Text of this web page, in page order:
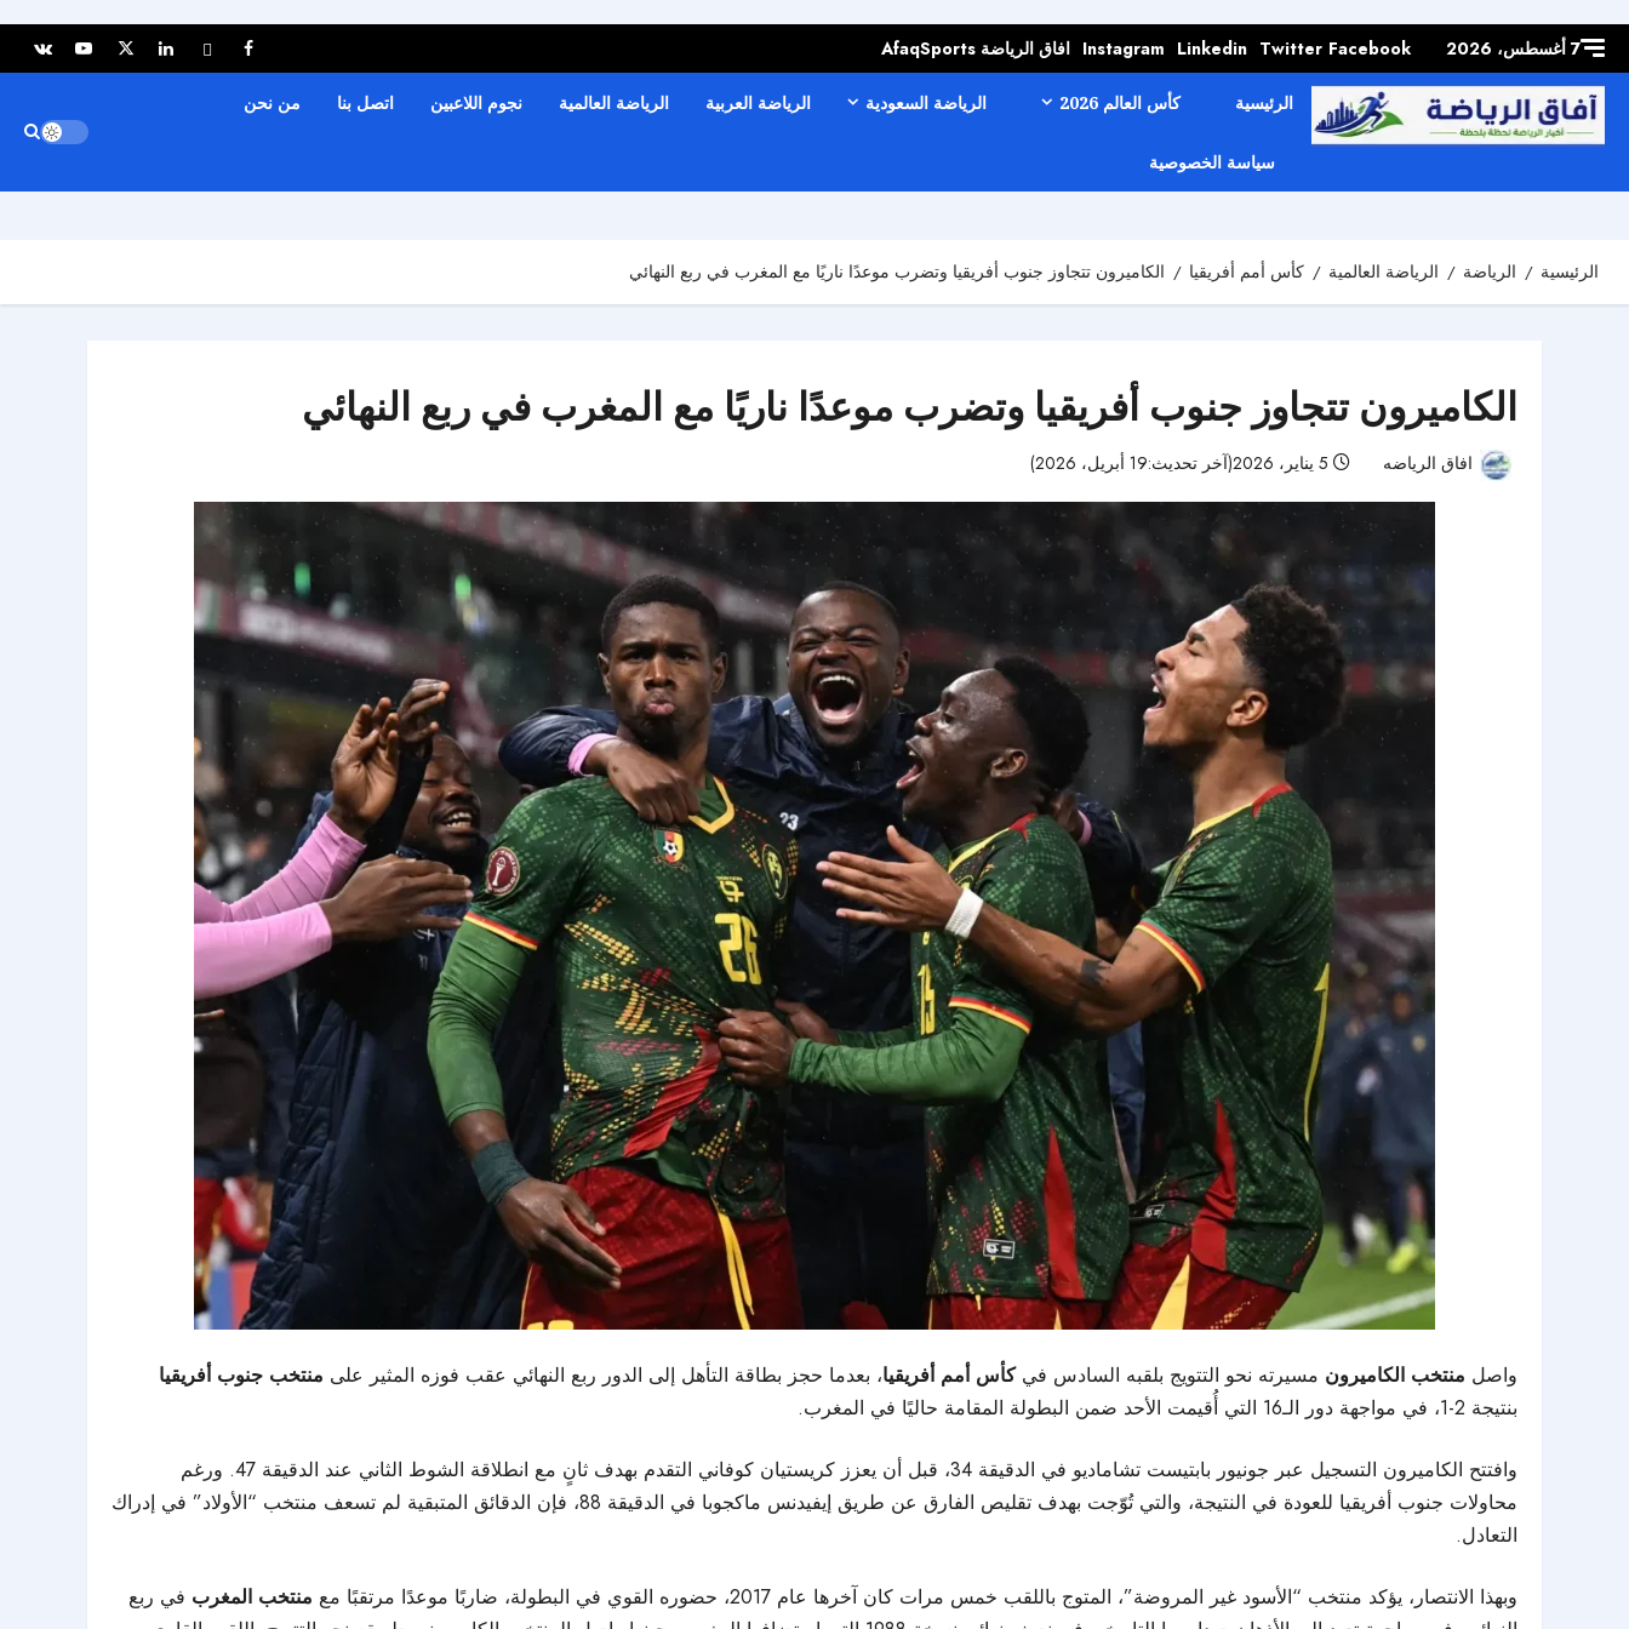
content7 أغسطس، 2026 Facebook
Twitter
Linkedin
Instagram افاق الرياضة AfaqSports
الرئيسية كأس العالم 2026 الرياضة السعودية الرياضة العربية الرياضة العالمية نجوم اللاعبين اتصل بنا من نحن
سياسة الخصوصية
الرئيسية الرياضة الرياضة العالمية كأس أمم أفريقيا الكاميرون تتجاوز جنوب أفريقيا وتضرب موعدًا ناريًا مع المغرب في ربع النهائي
الكاميرون تتجاوز جنوب أفريقيا وتضرب موعدًا ناريًا مع المغرب في ربع النهائي
افاق الرياضه
واصل منتخب الكاميرون مسيرته نحو التتويج بلقبه السادس فيكأس أمم أفريقيا، بعدما حجز بطاقة التأهل إلى الدور ربع النهائي عقب فوزه المثير على منتخب جنوب أفريقيا
بنتيجة 2-1، في مواجهة دور الـ16 التي أُقيمت الأحد ضمن البطولة المقامة حاليًا في المغرب.
وافتتح الكاميرون التسجيل عبر جونيور بابتيست تشاماديو في الدقيقة 34، قبل أن يعزز كريستيان كوفاني التقدم بهدف ثانٍ مع انطلاقة الشوط الثاني عند الدقيقة 47. ورغم
محاولات جنوب أفريقيا للعودة في النتيجة، والتي تُوّجت بهدف تقليص الفارق عن طريق إيفيدنس ماكجوبا في الدقيقة 88، فإن الدقائق المتبقية لم تسعف منتخب “الأولاد” في إدراك
التعادل.
وبهذا الانتصار، يؤكد منتخب “الأسود غير المروضة”، المتوج باللقب خمس مرات كان آخرها عام 2017، حضوره القوي في البطولة، ضاربًا موعدًا مرتقبًا مع منتخب المغرب في ربع